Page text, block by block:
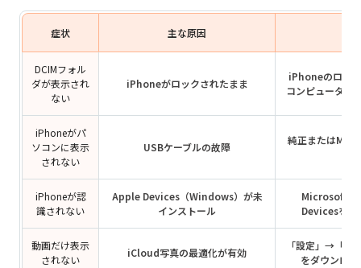
症状 主な原因
DCIMフォル
ダが表示され
ない
iPhoneがロックされたまま
iPhoneのロッ
コンピュータを
iPhoneがパ
ソコンに表示
されない
USBケーブルの故障
純正またはMFi
iPhoneが認
識されない
Apple Devices（Windows）が未
インストール
Microsoft
Devicesをイ
動画だけ表示
されない
iCloud写真の最適化が有効
「設定」→「写
をダウンロ